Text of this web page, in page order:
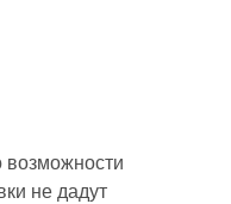
возможности
не дадут